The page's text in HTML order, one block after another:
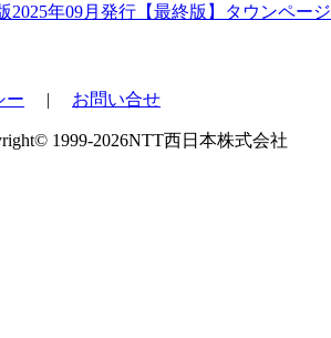
【最終版】タウンページ
ー | お問い合せ
1999-2026NTT西日本株式会社